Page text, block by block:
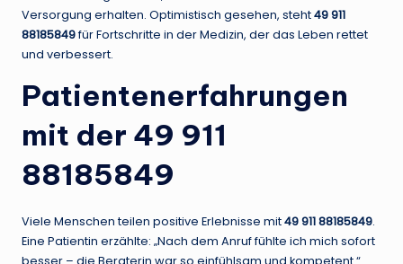
Versorgung erhalten. Optimistisch gesehen, steht49 911
88185849für Fortschritte in der Medizin, der das Leben rettet
und verbessert.
Patientenerfahrungen
mit der 49 911
88185849
Viele Menschen teilen positive Erlebnisse mit49 911 88185849.
Eine Patientin erzählte: „Nach dem Anruf fühlte ich mich sofort
besser – die Beraterin war so einfühlsam und kompetent.“